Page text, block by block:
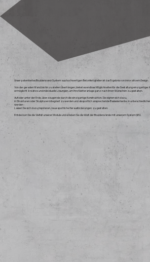
Unser patentiertes Boulderwand-System aus hochwertigen Betonfertigteilen ist das Ergebnis von innovativem Design.
Von der geraden Wand bis hin zu steilen Überhängen, bietet es endlose Möglichkeiten für die Gestaltung einzigartiger
ermöglicht kreative und individuelle Lösungen, um Ihre Kletteranlage ganz nach Ihren Wünschen zu gestalten.
Auf oder unter der Erde, überzeugen sie durch die einzigartige Konstruktion. Sie eignen sich dazu,
in Strukturen oder Skulpturen integriert zu werden und als sportlich ansprechende Basiselemente, in
werden -
Lassen Sie sich dazu inspirieren, neue sportliche Herausforderungen zu gestalten.
Entdecken Sie die Vielfalt unserer Module und erleben Sie die Welt der Boulderwände mit unserem System NEU.